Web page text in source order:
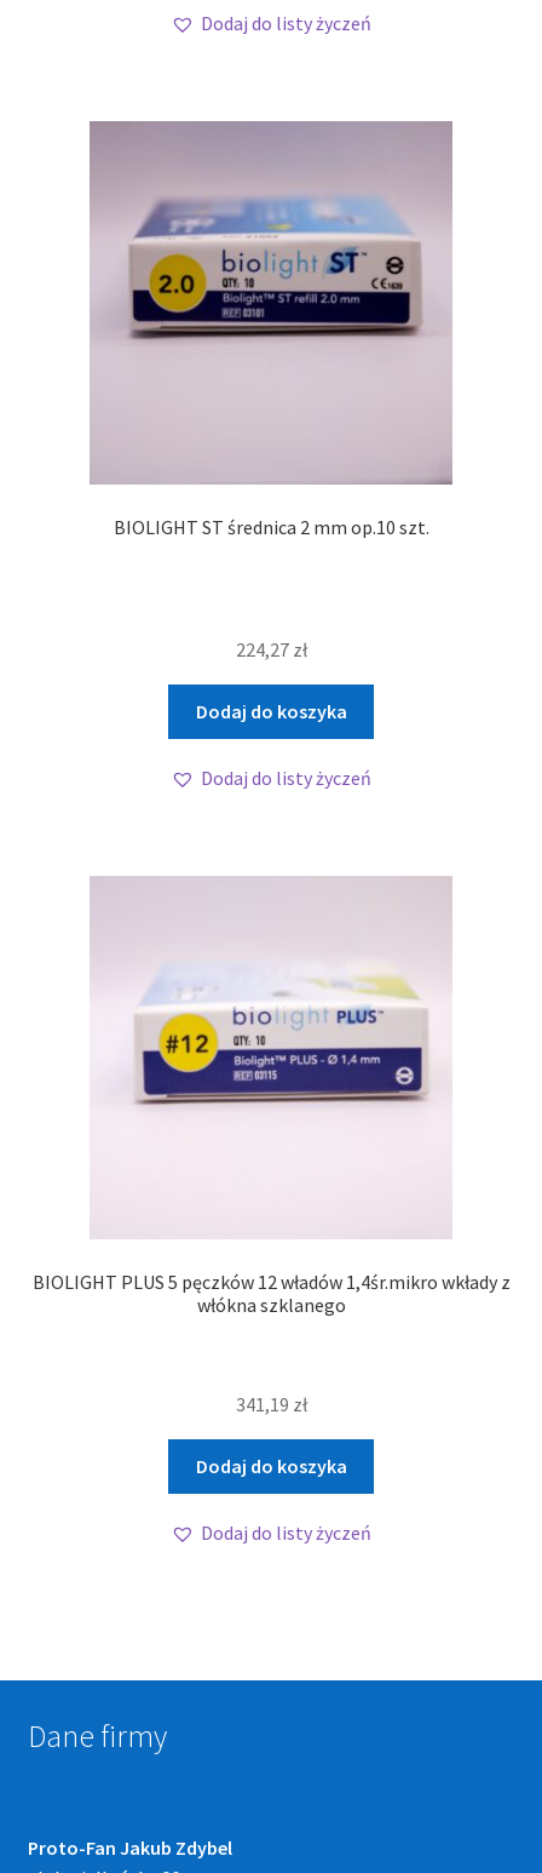
Dodaj do listy życzeń
BIOLIGHT ST średnica 2 mm op.10 szt.
224,27 zł
Dodaj do koszyka
Dodaj do listy życzeń
BIOLIGHT PLUS 5 pęczków 12 władów 1,4śr.mikro wkłady z
włókna szklanego
341,19 zł
Dodaj do koszyka
Dodaj do listy życzeń
Dane firmy
Proto-Fan Jakub Zdybel